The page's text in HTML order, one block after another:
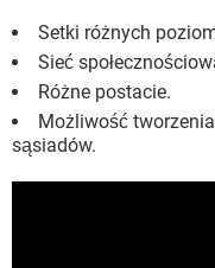
Setki różnych
Sieć
Różne postacie.
Możliwość
sąsiadów.